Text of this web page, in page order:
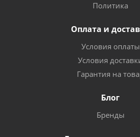
Политика
Оплата и
Условия оплаты
Условия
Гарантия на
Блог
Бренды